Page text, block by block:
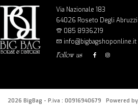
Via Nazionale 183
64026 Roseto Degli Abruzzi
085 8936219
info@bigbagshoponline.it
follow us
2026 BigBag - P.iva : 00916940679 Powered by